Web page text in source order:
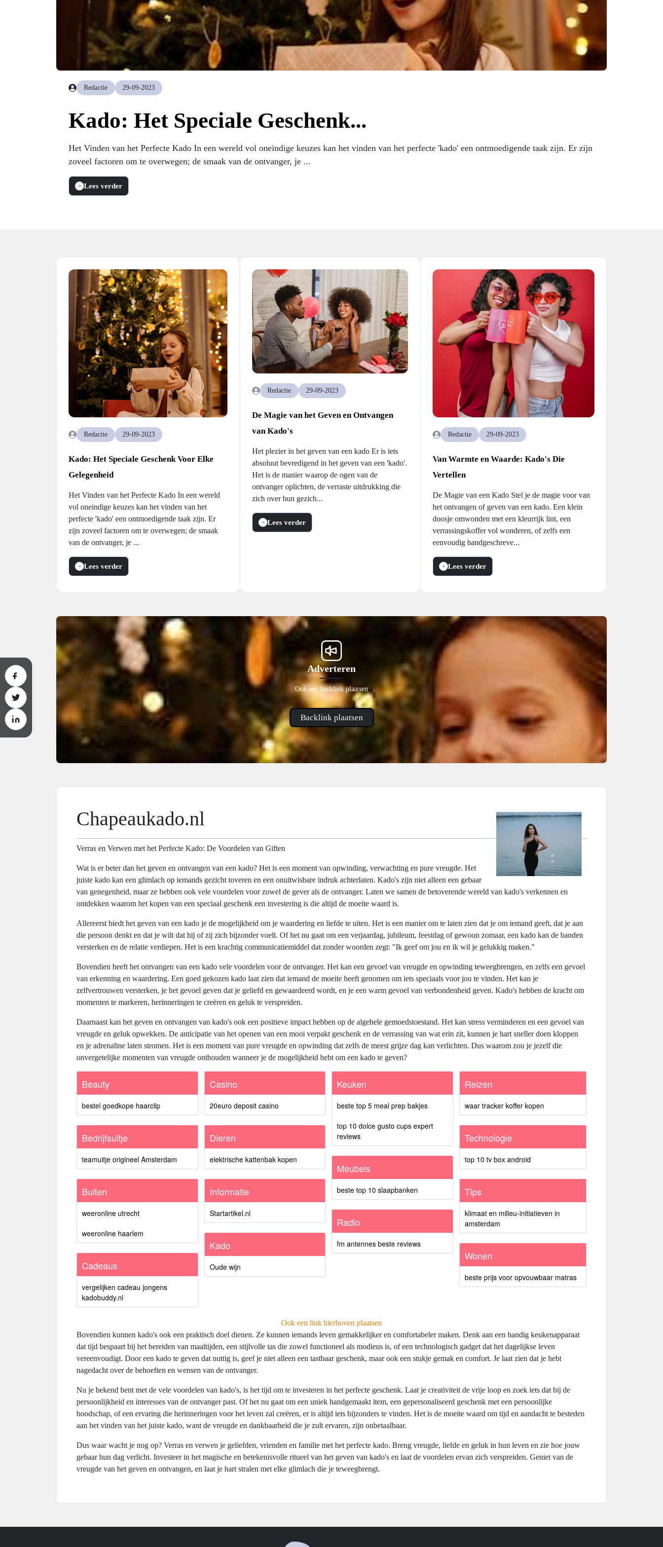
Redactie 29-09-2023
Kado: Het Speciale Geschenk...
Het Vinden van het Perfecte Kado In een wereld vol oneindige keuzes kan het vinden van het perfecte 'kado' een ontmoedigende taak zijn. Er zijn
zoveel factoren om te overwegen; de smaak van de ontvanger, je ...
Lees verder
Redactie 29-09-2023
Kado: Het Speciale Geschenk Voor Elke
Gelegenheid
Het Vinden van het Perfecte Kado In een wereld
vol oneindige keuzes kan het vinden van het
perfecte 'kado' een ontmoedigende taak zijn. Er
zijn zoveel factoren om te overwegen; de smaak
van de ontvanger, je ...
Lees verder
Redactie 29-09-2023
De Magie van het Geven en Ontvangen
van Kado's
Het plezier in het geven van een kado Er is iets
absoluut bevredigend in het geven van een 'kado'.
Het is de manier waarop de ogen van de
ontvanger oplichten, de verraste uitdrukking die
zich over hun gezich...
Lees verder
Redactie 29-09-2023
Van Warmte en Waarde: Kado's Die
Vertellen
De Magie van een Kado Stel je de magie voor van
het ontvangen of geven van een kado. Een klein
doosje omwonden met een kleurrijk lint, een
verrassingskoffer vol wonderen, of zelfs een
eenvoudig handgeschreve...
Lees verder
Adverteren
Ook een backlink plaatsen
Backlink plaatsen
Chapeaukado.nl
Verras en Verwen met het Perfecte Kado: De Voordelen van Giften
Wat is er beter dan het geven en ontvangen van een kado? Het is een moment van opwinding, verwachting en pure vreugde. Het
juiste kado kan een glimlach op iemands gezicht toveren en een onuitwisbare indruk achterlaten. Kado's zijn niet alleen een gebaar
van genegenheid, maar ze hebben ook vele voordelen voor zowel de gever als de ontvanger. Laten we samen de betoverende wereld van kado's verkennen en
ontdekken waarom het kopen van een speciaal geschenk een investering is die altijd de moeite waard is.
Allereerst biedt het geven van een kado je de mogelijkheid om je waardering en liefde te uiten. Het is een manier om te laten zien dat je om iemand geeft, dat je aan
die persoon denkt en dat je wilt dat hij of zij zich bijzonder voelt. Of het nu gaat om een verjaardag, jubileum, feestdag of gewoon zomaar, een kado kan de banden
versterken en de relatie verdiepen. Het is een krachtig communicatiemiddel dat zonder woorden zegt: "Ik geef om jou en ik wil je gelukkig maken."
Bovendien heeft het ontvangen van een kado vele voordelen voor de ontvanger. Het kan een gevoel van vreugde en opwinding teweegbrengen, en zelfs een gevoel
van erkenning en waardering. Een goed gekozen kado laat zien dat iemand de moeite heeft genomen om iets speciaals voor jou te vinden. Het kan je
zelfvertrouwen versterken, je het gevoel geven dat je geliefd en gewaardeerd wordt, en je een warm gevoel van verbondenheid geven. Kado's hebben de kracht om
momenten te markeren, herinneringen te creëren en geluk te verspreiden.
Daarnaast kan het geven en ontvangen van kado's ook een positieve impact hebben op de algehele gemoedstoestand. Het kan stress verminderen en een gevoel van
vreugde en geluk opwekken. De anticipatie van het openen van een mooi verpakt geschenk en de verrassing van wat erin zit, kunnen je hart sneller doen kloppen
en je adrenaline laten stromen. Het is een moment van pure vreugde en opwinding dat zelfs de meest grijze dag kan verlichten. Dus waarom zou je jezelf die
onvergetelijke momenten van vreugde onthouden wanneer je de mogelijkheid hebt om een kado te geven?
Beauty
bestel goedkope haarclip
Bedrijfsuitje
teamuitje origineel Amsterdam
Buiten
weeronline utrecht
weeronline haarlem
Cadeaus
vergelijken cadeau jongens
kadobuddy.nl
Casino
20euro deposit casino
Dieren
elektrische kattenbak kopen
Informatie
Startartikel.nl
Kado
Oude wijn
Keuken
beste top 5 meal prep bakjes
top 10 dolce gusto cups expert
reviews
Meubels
beste top 10 slaapbanken
Radio
fm antennes beste reviews
Reizen
waar tracker koffer kopen
Technologie
top 10 tv box android
Tips
klimaat en milieu-initiatieven in
amsterdam
Wonen
beste prijs voor opvouwbaar matras
Ook een link hierboven plaatsen
Bovendien kunnen kado's ook een praktisch doel dienen. Ze kunnen iemands leven gemakkelijker en comfortabeler maken. Denk aan een handig keukenapparaat
dat tijd bespaart bij het bereiden van maaltijden, een stijlvolle tas die zowel functioneel als modieus is, of een technologisch gadget dat het dagelijkse leven
vereenvoudigt. Door een kado te geven dat nuttig is, geef je niet alleen een tastbaar geschenk, maar ook een stukje gemak en comfort. Je laat zien dat je hebt
nagedacht over de behoeften en wensen van de ontvanger.
Nu je bekend bent met de vele voordelen van kado's, is het tijd om te investeren in het perfecte geschenk. Laat je creativiteit de vrije loop en zoek iets dat bij de
persoonlijkheid en interesses van de ontvanger past. Of het nu gaat om een uniek handgemaakt item, een gepersonaliseerd geschenk met een persoonlijke
boodschap, of een ervaring die herinneringen voor het leven zal creëren, er is altijd iets bijzonders te vinden. Het is de moeite waard om tijd en aandacht te besteden
aan het vinden van het juiste kado, want de vreugde en dankbaarheid die je zult ervaren, zijn onbetaalbaar.
Dus waar wacht je nog op? Verras en verwen je geliefden, vrienden en familie met het perfecte kado. Breng vreugde, liefde en geluk in hun leven en zie hoe jouw
gebaar hun dag verlicht. Investeer in het magische en betekenisvolle ritueel van het geven van kado's en laat de voordelen ervan zich verspreiden. Geniet van de
vreugde van het geven en ontvangen, en laat je hart stralen met elke glimlach die je teweegbrengt.